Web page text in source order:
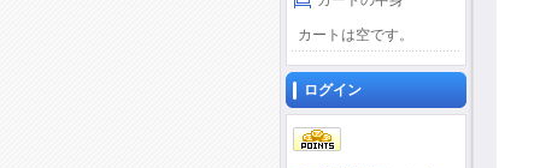
カートは空です。
ログイン